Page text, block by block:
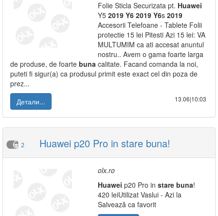
Folie Sticla Securizata pt. Huawei
Y5 2019 Y6 2019 Y6s 2019
Accesorii Telefoane - Tablete Folii
protectie 15 lei Pitesti Azi 15 lei: VA
MULTUMIM ca ati accesat anuntul
nostru.. Avem o gama foarte larga
de produse, de foarte buna calitate. Facand comanda la noi,
puteti fi sigur(a) ca produsul primit este exact cel din poza de
prez...
Детали...
13.06|10:03
2 Huawei p20 Pro in stare buna!
olx.ro
Huawei p20 Pro in stare buna!
420 leiUtilizat Vaslui - Azi la
Salvează ca favorit